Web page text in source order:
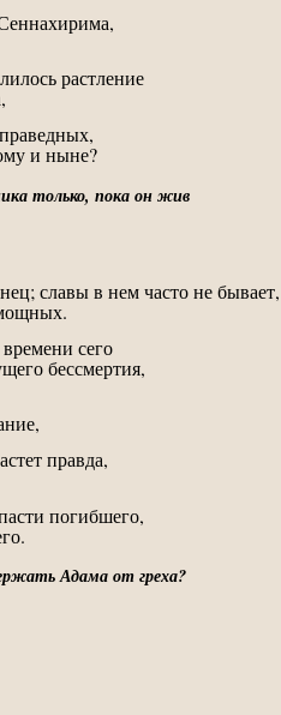
растление
и ныне?
только, пока он жив
славы в нем часто не бывает,
сего
бессмертия,
правда,
погибшего,
Адама от греха?